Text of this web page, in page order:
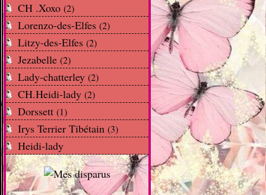
CH .Xoxo (2)
Lorenzo-des-Elfes (2)
Litzy-des-Elfes (2)
Jezabelle (2)
Lady-chatterley (2)
CH.Heidi-lady (2)
Dorssett (1)
Irys Terrier Tibétain (3)
Heidi-lady